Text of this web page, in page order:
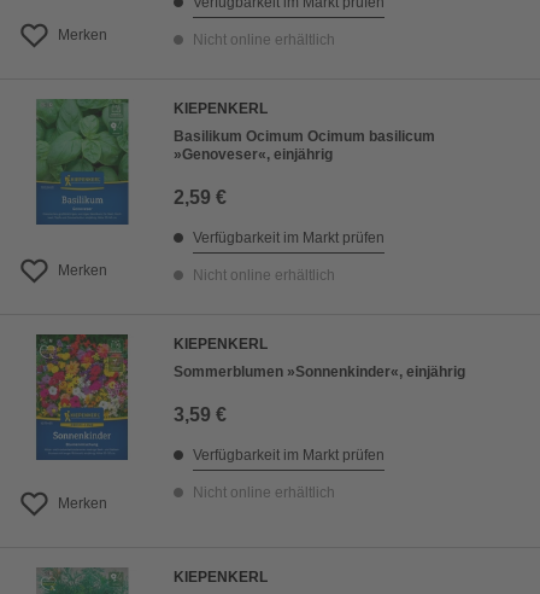
Merken Nicht online erhältlich
Merken
KIEPENKERL
Basilikum Ocimum Ocimum basilicum
»Genoveser«, einjährig
2,59 €
Verfügbarkeit im Markt prüfen
Nicht online erhältlich
Merken
KIEPENKERL
Sommerblumen »Sonnenkinder«, einjährig
3,59 €
Verfügbarkeit im Markt prüfen
Nicht online erhältlich
KIEPENKERL